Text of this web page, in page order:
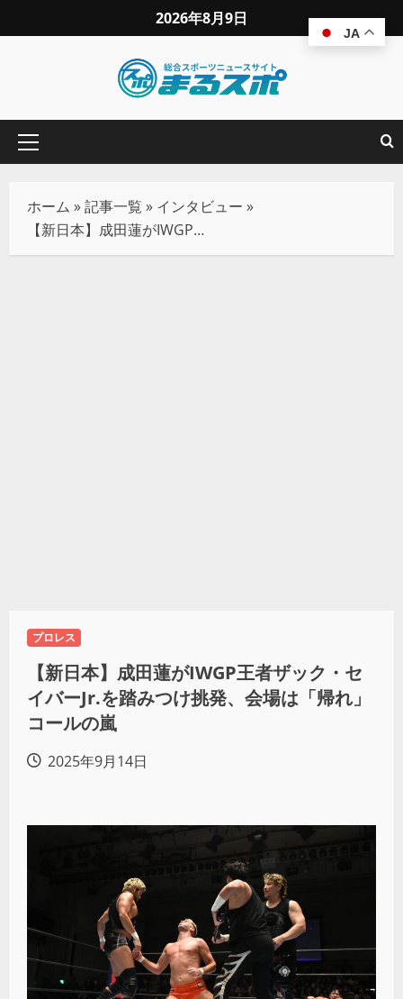
2026年8月9日
ホーム »記事一覧 » インタビュー »
【新日本】成田蓮がIWGP王者ザック・セイバーJr.を踏みつけ挑発、会場は「帰れ」コールの嵐
プロレス
【新日本】成田蓮がIWGP王者ザック・セ
イバーJr.を踏みつけ挑発、会場は「帰れ」
コールの嵐
2025年9月14日
JA